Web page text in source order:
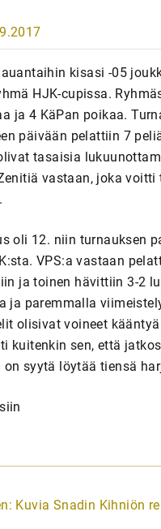
kisasi -05
HJK-cupissa.
ja 4 KäPan poikaa.
päivään pelattiin 7
tasaisia
vastaan, joka voitti
oli 12. niin turnauksen
VPS:a vastaan
ja toinen hävittiin 3-2
ja paremmalla
olisivat voineet
kuitenkin sen, että
on syytä löytää tiensä
Kuvia Snadin Kihniön